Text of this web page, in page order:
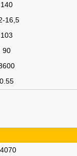
140
16,5
103
90
0.55
4070